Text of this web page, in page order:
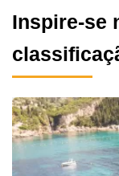
Inspire-se